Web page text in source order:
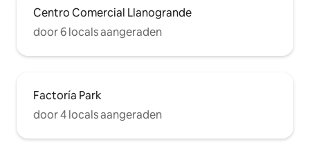
Centro Comercial Llanogrande
door 6 locals aangeraden
Factoría Park
door 4 locals aangeraden